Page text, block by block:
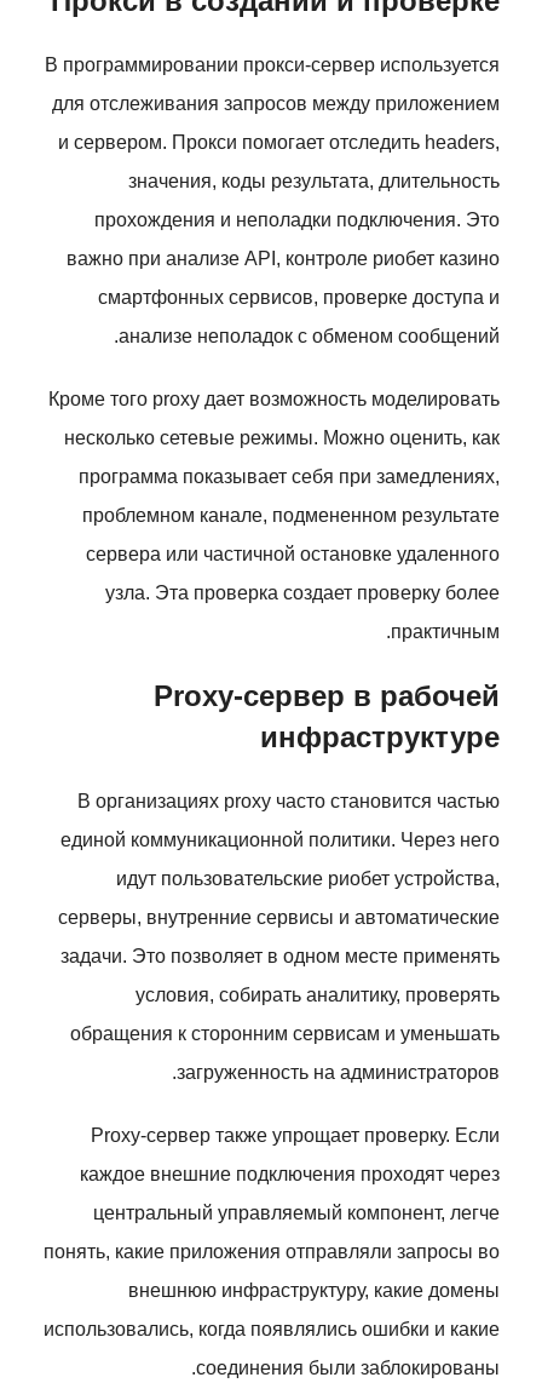
В программировании прокси-сервер используется
для отслеживания запросов между приложением
и сервером. Прокси помогает отследить headers,
значения, коды результата, длительность
прохождения и неполадки подключения. Это
важно при анализе API, контроле риобет казино
смартфонных сервисов, проверке доступа и
анализе неполадок с обменом сообщений.
Кроме того proxy дает возможность моделировать
несколько сетевые режимы. Можно оценить, как
программа показывает себя при замедлениях,
проблемном канале, подмененном результате
сервера или частичной остановке удаленного
узла. Эта проверка создает проверку более
практичным.
Proxy-сервер в рабочей
инфраструктуре
В организациях proxy часто становится частью
единой коммуникационной политики. Через него
идут пользовательские риобет устройства,
серверы, внутренние сервисы и автоматические
задачи. Это позволяет в одном месте применять
условия, собирать аналитику, проверять
обращения к сторонним сервисам и уменьшать
загруженность на администраторов.
Proxy-сервер также упрощает проверку. Если
каждое внешние подключения проходят через
центральный управляемый компонент, легче
понять, какие приложения отправляли запросы во
внешнюю инфраструктуру, какие домены
использовались, когда появлялись ошибки и какие
соединения были заблокированы.